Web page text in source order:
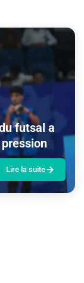
futsal a
Lire la suite